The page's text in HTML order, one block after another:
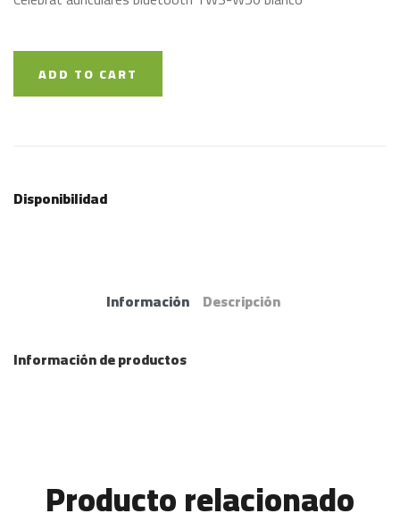
ADD TO CART
Disponibilidad
Información Descripción
Información de productos
Producto relacionado